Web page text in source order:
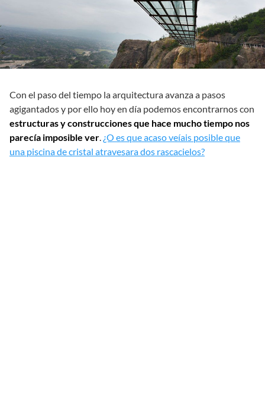
Con el paso del tiempo la arquitectura avanza a pasos
agigantados y por ello hoy en día podemos encontrarnos con
estructuras y construcciones que hace mucho tiempo nos
parecía imposible ver. ¿O es que acaso veíais posible que
una piscina de cristal atravesara dos rascacielos?